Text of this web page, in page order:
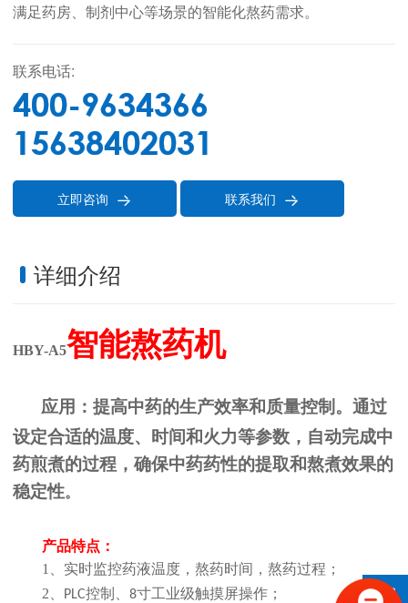
满足药房、制剂中心等场景的智能化熬药需求。
联系电话:
400-9634366
15638402031
立即咨询  联系我们 
详细介绍
HBY-A5智能熬药机
应用： 提高中药的生产效率和质量控制。通过
设定合适的温度、时间和火力等参数，自动完成中
药煎煮的过程，确保中药药性的提取和熬煮效果的
稳定性。
产品特点：
1、实时监控药液温度，熬药时间，熬药过程 ；
2、
PLC控制、 8寸工业级触摸屏操作；